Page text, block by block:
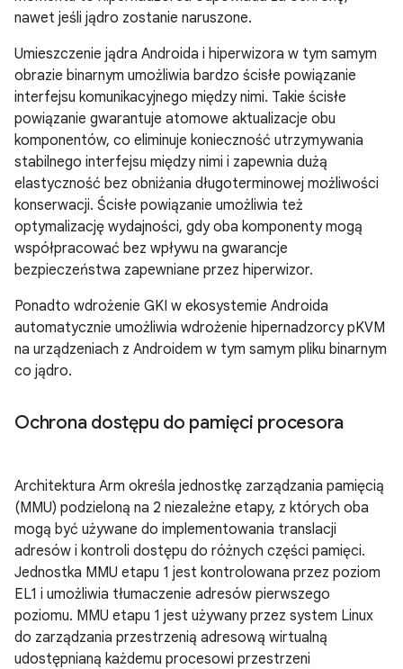
nawet jeśli jądro zostanie naruszone.
Umieszczenie jądra Androida i hiperwizora w tym samym
obrazie binarnym umożliwia bardzo ścisłe powiązanie
interfejsu komunikacyjnego między nimi. Takie ścisłe
powiązanie gwarantuje atomowe aktualizacje obu
komponentów, co eliminuje konieczność utrzymywania
stabilnego interfejsu między nimi i zapewnia dużą
elastyczność bez obniżania długoterminowej możliwości
konserwacji. Ścisłe powiązanie umożliwia też
optymalizację wydajności, gdy oba komponenty mogą
współpracować bez wpływu na gwarancje
bezpieczeństwa zapewniane przez hiperwizor.
Ponadto wdrożenie GKI w ekosystemie Androida
automatycznie umożliwia wdrożenie hipernadzorcy pKVM
na urządzeniach z Androidem w tym samym pliku binarnym
co jądro.
Ochrona dostępu do pamięci procesora
Architektura Arm określa jednostkę zarządzania pamięcią
(MMU) podzieloną na 2 niezależne etapy, z których oba
mogą być używane do implementowania translacji
adresów i kontroli dostępu do różnych części pamięci.
Jednostka MMU etapu 1 jest kontrolowana przez poziom
EL1 i umożliwia tłumaczenie adresów pierwszego
poziomu. MMU etapu 1 jest używany przez system Linux
do zarządzania przestrzenią adresową wirtualną
udostępnianą każdemu procesowi przestrzeni